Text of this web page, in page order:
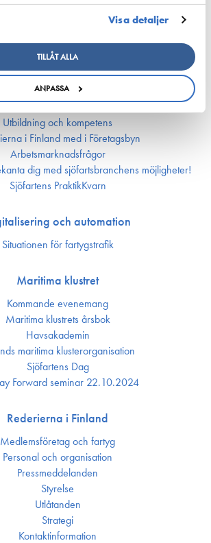
Visa detaljer
TILLÅT ALLA
ANPASSA
Säkerhet
och kompetens
och kompetens­frågor
Utbildning och kompetens
i Finland med i Företagsbyn
Arbetsmarknadsfrågor
dig med sjöfartsbranchens möjligheter!
Sjöfartens PraktikKvarn
och automation
Situationen för fartygstrafik
Maritima klustret
Kommande evenemang
Maritima klustrets årsbok
Havsakademin
maritima kluster­organisation
Sjöfartens Dag
Forward seminar 22.10.2024
Rederierna i Finland
Medlemsföretag och fartyg
Personal och organisation
Press­meddelanden
Styrelse
Utlåtanden
Strategi
Kontakt­information